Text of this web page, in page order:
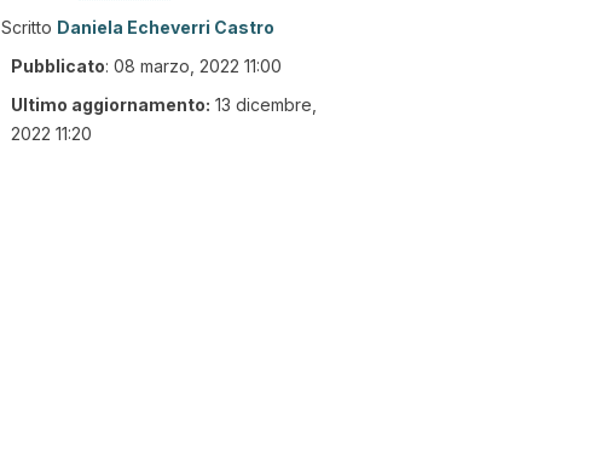
Scritto Daniela Echeverri Castro
Pubblicato: 08 marzo, 2022 11:00
Ultimo aggiornamento: 13 dicembre,
2022 11:20